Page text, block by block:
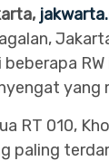
beberapa
yang
RT 010,
paling